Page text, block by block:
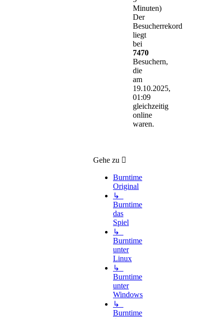
Minuten)
Der
Besucherrekord
liegt
bei
7470
Besuchern,
die
am
19.10.2025,
01:09
gleichzeitig
online
waren.
Gehe zu
Burntime
Original
↳
Burntime
das
Spiel
↳
Burntime
unter
Linux
↳
Burntime
unter
Windows
↳
Burntime